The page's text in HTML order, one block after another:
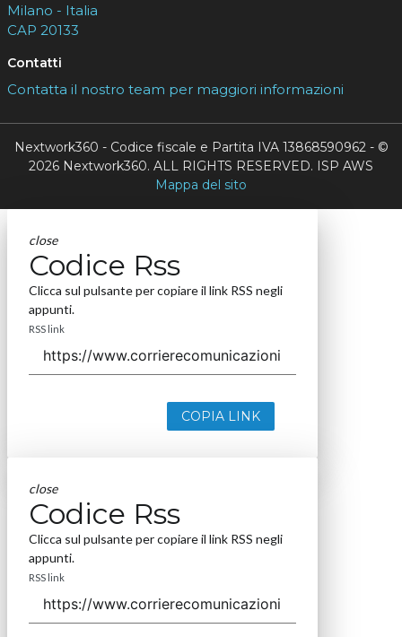
Milano - Italia
CAP 20133
Contatti
Contatta il nostro team per maggiori informazioni
Nextwork360 - Codice fiscale e Partita IVA 13868590962 - ©
2026 Nextwork360. ALL RIGHTS RESERVED. ISP AWS
Mappa del sito
close
Codice Rss
Clicca sul pulsante per copiare il link RSS negli
appunti.
RSS link
COPIA LINK
close
Codice Rss
Clicca sul pulsante per copiare il link RSS negli
appunti.
RSS link